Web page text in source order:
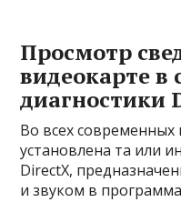
Просмотр
видеокарте в
диагностики
Во всех современных
установлена та или
DirectX,
и звуком в